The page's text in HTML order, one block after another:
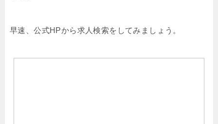
早速、公式HPから求人検索をしてみましょう。